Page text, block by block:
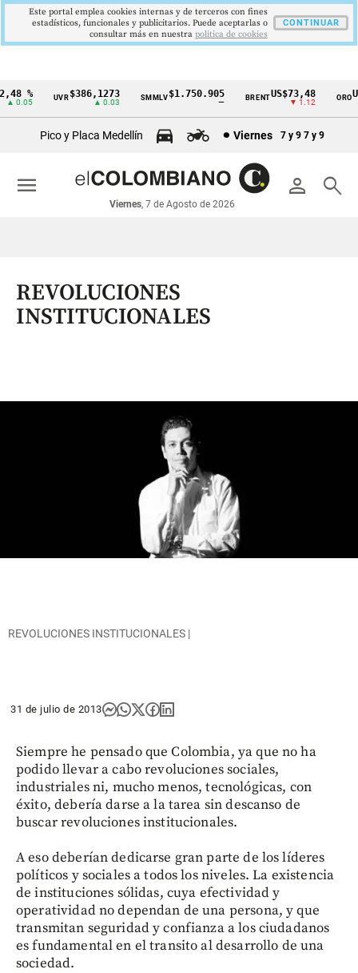
Cintillo
económicos
Colombia
%
0.05
UVR$386,1273
▲ 0.03
SMMLV$1.750.905 BRENTUS$73,48
▼ 1.12
ORO
Pico y Placa Medellín Viernes 7 y 9 7 y 9
person search
Viernes, 7 de Agosto de 2026
menu
REVOLUCIONES
INSTITUCIONALES
REVOLUCIONES INSTITUCIONALES |
31 de julio de 2013
Siempre he pensado que Colombia, ya que no ha
podido llevar a cabo revoluciones sociales,
industriales ni, mucho menos, tecnológicas, con
éxito, debería darse a la tarea sin descanso de
buscar revoluciones institucionales.
A eso deberían dedicarse gran parte de los líderes
políticos y sociales a todos los niveles. La existencia
de instituciones sólidas, cuya efectividad y
operatividad no dependan de una persona, y que
transmitan seguridad y confianza a los ciudadanos
es fundamental en el transito al desarrollo de una
sociedad.
Este portal emplea cookies internas y de terceros con fines
estadísticos, funcionales y publicitarios. Puede aceptarlas o
consultar más en nuestra politica de cookies
CONTINUAR